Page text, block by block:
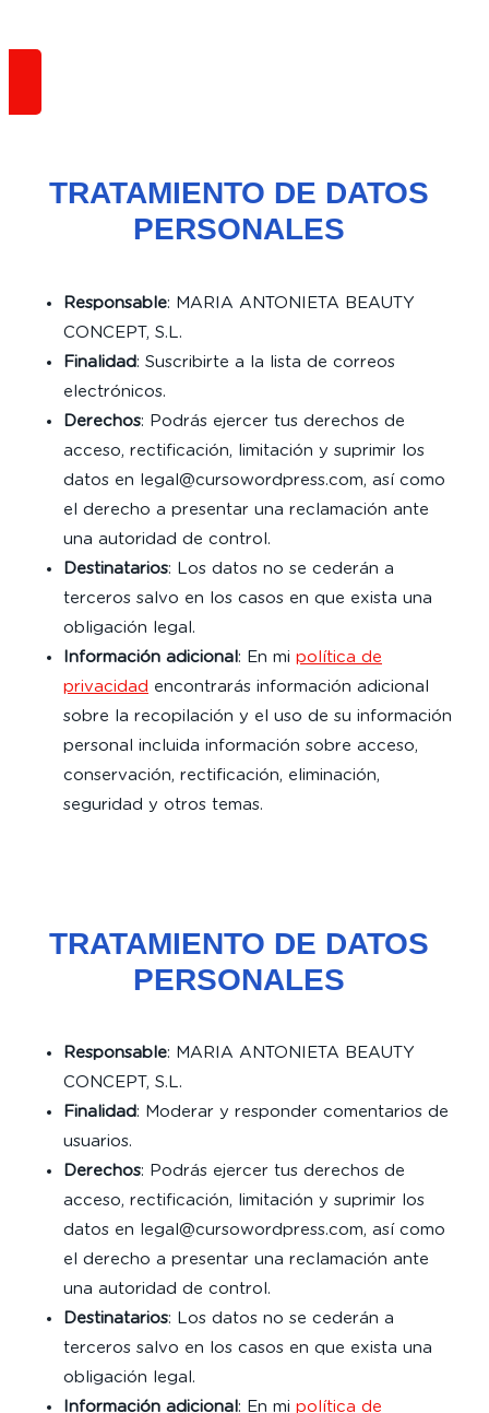
TRATAMIENTO DE DATOS
PERSONALES
Responsable: MARIA ANTONIETA BEAUTY
CONCEPT, S.L.
Finalidad : Suscribirte a la lista de correos
electrónicos.
Derechos: Podrás ejercer tus derechos de
acceso, rectificación, limitación y suprimir los
datos en legal@cursowordpress.com, así como
el derecho a presentar una reclamación ante
una autoridad de control.
Destinatarios: Los datos no se cederán a
terceros salvo en los casos en que exista una
obligación legal.
Información adicional : En mi política de
privacidad encontrarás información adicional
sobre la recopilación y el uso de su información
personal incluida información sobre acceso,
conservación, rectificación, eliminación,
seguridad y otros temas.
TRATAMIENTO DE DATOS
PERSONALES
Responsable: MARIA ANTONIETA BEAUTY
CONCEPT, S.L.
Finalidad: Moderar y responder comentarios de
usuarios.
Derechos: Podrás ejercer tus derechos de
acceso, rectificación, limitación y suprimir los
datos en legal@cursowordpress.com, así como
el derecho a presentar una reclamación ante
una autoridad de control.
Destinatarios: Los datos no se cederán a
terceros salvo en los casos en que exista una
obligación legal.
Información adicional: En mi política de